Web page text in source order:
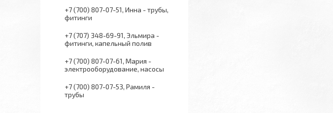
+7 (700) 807-07-51 Инна - трубы,
фитинги
+7 (707) 348-69-91 Эльмира -
фитинги, капельный полив
+7 (700) 807-07-61 Мария -
электрооборудование, насосы
+7 (700) 807-07-53 Рамиля -
трубы